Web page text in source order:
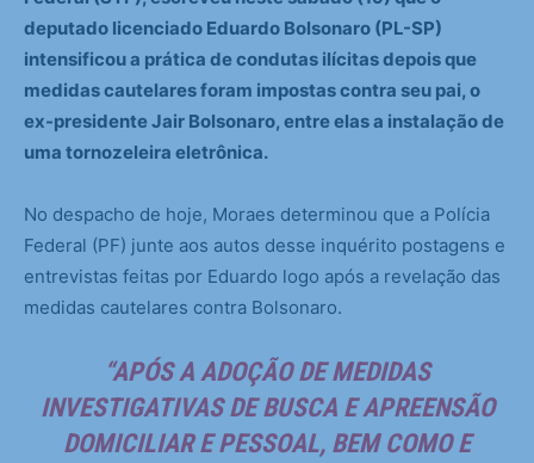
deputado licenciado Eduardo Bolsonaro (PL-SP)
intensificou a prática de condutas ilícitas depois que
medidas cautelares foram impostas contra seu pai, o
ex-presidente Jair Bolsonaro, entre elas a instalação de
uma tornozeleira eletrônica.
No despacho de hoje, Moraes determinou que a Polícia
Federal (PF) junte aos autos desse inquérito postagens e
entrevistas feitas por Eduardo logo após a revelação das
medidas cautelares contra Bolsonaro.
“APÓS A ADOÇÃO DE MEDIDAS
INVESTIGATIVAS DE BUSCA E APREENSÃO
DOMICILIAR E PESSOAL, BEM COMO E